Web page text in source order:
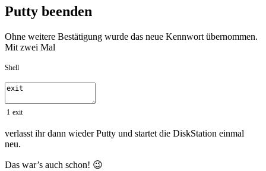
Putty beenden
Ohne weitere Bestätigung wurde das neue Kennwort übernommen.
Mit zwei Mal
Shell
1 exit
verlasst ihr dann wieder Putty und startet die DiskStation einmal
neu.
Das war’s auch schon! 😉